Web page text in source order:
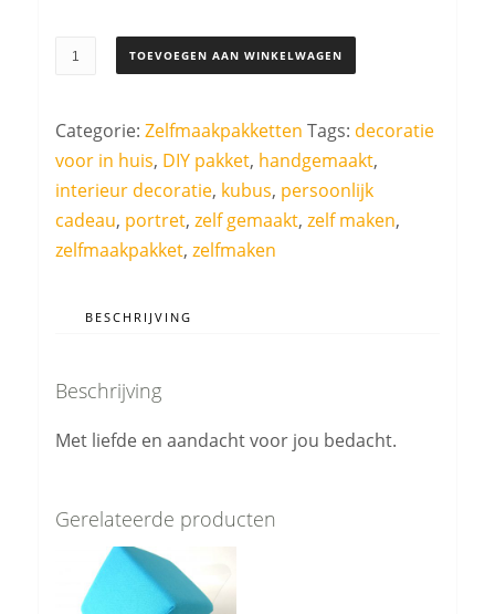
Zelfmaakpakket
Silhouet
kubus
zwart
aantal
TOEVOEGEN AAN WINKELWAGEN
Categorie: Zelfmaakpakketten Tags: decoratie
voor in huis, DIY pakket, handgemaakt,
interieur decoratie, kubus, persoonlijk
cadeau, portret, zelf gemaakt, zelf maken,
zelfmaakpakket, zelfmaken
BESCHRIJVING
Beschrijving
Met liefde en aandacht voor jou bedacht.
Gerelateerde producten